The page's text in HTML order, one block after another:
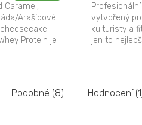
Caramel,
Arašídové
Protein je
vytvořený
kulturisty a
jen to
Podobné (8) Hodnocení